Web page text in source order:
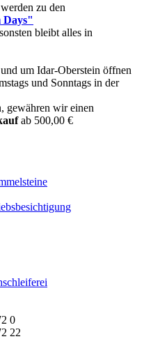
zu den
Days"
bleibt alles in
um Idar-Oberstein öffnen
und Sonntags in der
gewähren wir einen
ab 500,00 €
0
22